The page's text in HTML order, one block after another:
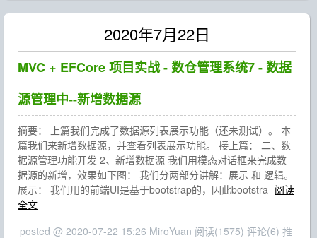
2020年7月22日
MVC + EFCore 项目实战 - 数仓管理系统7 - 数据
源管理中--新增数据源
摘要： 上篇我们完成了数据源列表展示功能（还未测试）。 本
篇我们来新增数据源，并查看列表展示功能。 接上篇： 二、数
据源管理功能开发 2、新增数据源 我们用模态对话框来完成数
据源的新增，效果如下图： 我们分两部分讲解：展示 和 逻辑。
展示： 我们用的前端UI是基于bootstrap的，因此bootstra 阅读
全文
posted @ 2020-07-22 15:26 MiroYuan 阅读(1575) 评论(6) 推